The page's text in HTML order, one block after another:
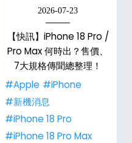
2026-07-23
【快訊】iPhone 18 Pro /
Pro Max 何時出？售價、
7大規格傳聞總整理！
#Apple #iPhone
#新機消息
#iPhone 18 Pro
#iPhone 18 Pro Max